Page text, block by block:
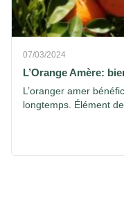
07/03/2024
L’Orange Amère:
L’oranger amer
longtemps. Élément